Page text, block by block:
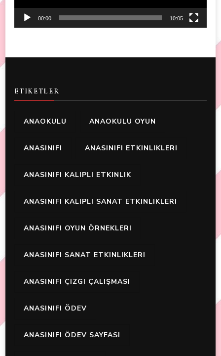
00:00 10:05
ETIKETLER
ANAOKULU ANAOKULU OYUN
ANASINIFI ANASINIFI ETKINLIKLERI
ANASINIFI KALIPLI ETKINLIK
ANASINIFI KALIPLI SANAT ETKINLIKLERI
ANASINIFI OYUN ÖRNEKLERI
ANASINIFI SANAT ETKINLIKLERI
ANASINIFI ÇIZGI ÇALIŞMASI
ANASINIFI ÖDEV
ANASINIFI ÖDEV SAYFASI